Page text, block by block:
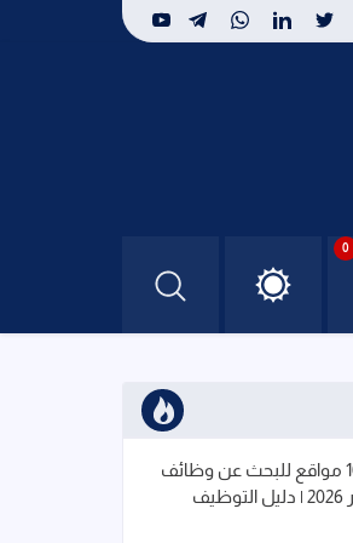
0
أفضل 10 مواقع للبحث عن وظائف
في مصر 2026 | دليل التوظيف